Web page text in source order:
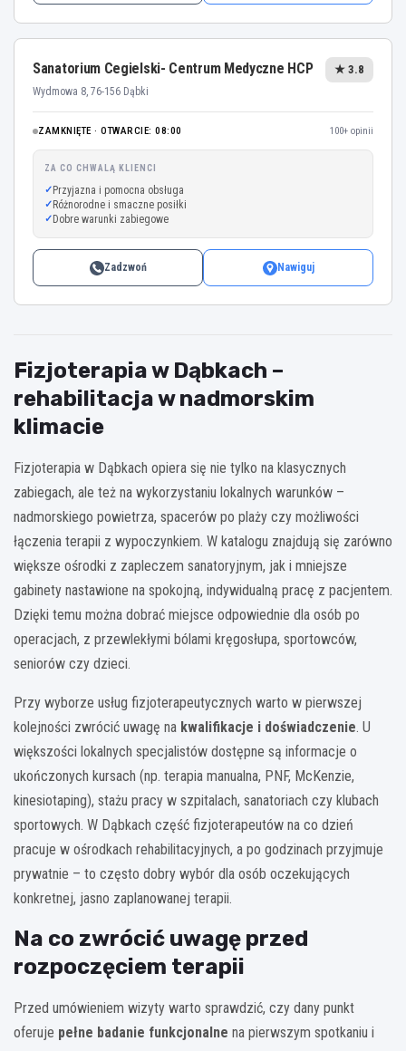
Sanatorium Cegielski- Centrum Medyczne HCP
Wydmowa 8, 76-156 Dąbki
★ 3.8
ZAMKNIĘTE · OTWARCIE: 08:00 100+ opinii
ZA CO CHWALĄ KLIENCI
Przyjazna i pomocna obsługa
Różnorodne i smaczne posiłki
Dobre warunki zabiegowe
Zadzwoń Nawiguj
Fizjoterapia w Dąbkach –
rehabilitacja w nadmorskim
klimacie
Fizjoterapia w Dąbkach opiera się nie tylko na klasycznych
zabiegach, ale też na wykorzystaniu lokalnych warunków –
nadmorskiego powietrza, spacerów po plaży czy możliwości
łączenia terapii z wypoczynkiem. W katalogu znajdują się zarówno
większe ośrodki z zapleczem sanatoryjnym, jak i mniejsze
gabinety nastawione na spokojną, indywidualną pracę z pacjentem.
Dzięki temu można dobrać miejsce odpowiednie dla osób po
operacjach, z przewlekłymi bólami kręgosłupa, sportowców,
seniorów czy dzieci.
Przy wyborze usług fizjoterapeutycznych warto w pierwszej
kolejności zwrócić uwagę na kwalifikacje i doświadczenie. U
większości lokalnych specjalistów dostępne są informacje o
ukończonych kursach (np. terapia manualna, PNF, McKenzie,
kinesiotaping), stażu pracy w szpitalach, sanatoriach czy klubach
sportowych. W Dąbkach część fizjoterapeutów na co dzień
pracuje w ośrodkach rehabilitacyjnych, a po godzinach przyjmuje
prywatnie – to często dobry wybór dla osób oczekujących
konkretnej, jasno zaplanowanej terapii.
Na co zwrócić uwagę przed
rozpoczęciem terapii
Przed umówieniem wizyty warto sprawdzić, czy dany punkt
oferuje pełne badanie funkcjonalne na pierwszym spotkaniu i